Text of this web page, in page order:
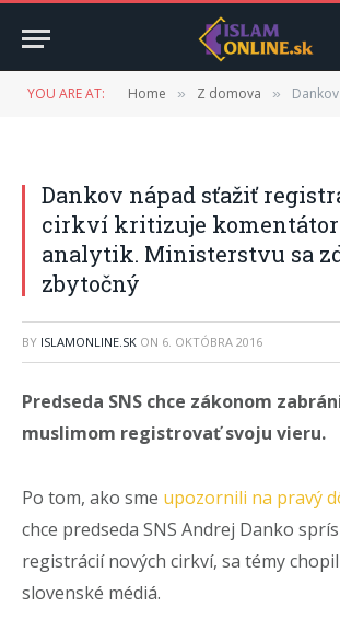
YOU ARE AT: Home » Z domova » Dankov nápad sťažiť
Dankov nápad sťažiť
cirkví kritizuje
analytik. Ministerstvu sa
zbytočný
BY ISLAMONLINE.SK ON 6. OKTÓBRA 2016
Predseda SNS chce zákonom
muslimom registrovať svoju vieru.
Po tom, ako sme upozornili na pravý
chce predseda SNS Andrej Danko
registrácií nových cirkví, sa témy
slovenské médiá.